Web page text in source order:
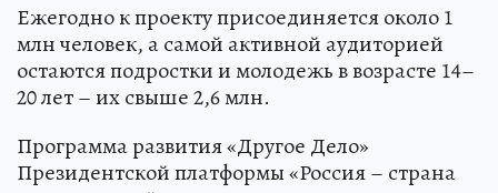
Ежегодно к проекту присоединяется около 1
млн человек, а самой активной аудиторией
остаются подростки и молодежь в возрасте 14–
20 лет – их свыше 2,6 млн.
Программа развития «Другое Дело»
Президентской платформы «Россия – страна